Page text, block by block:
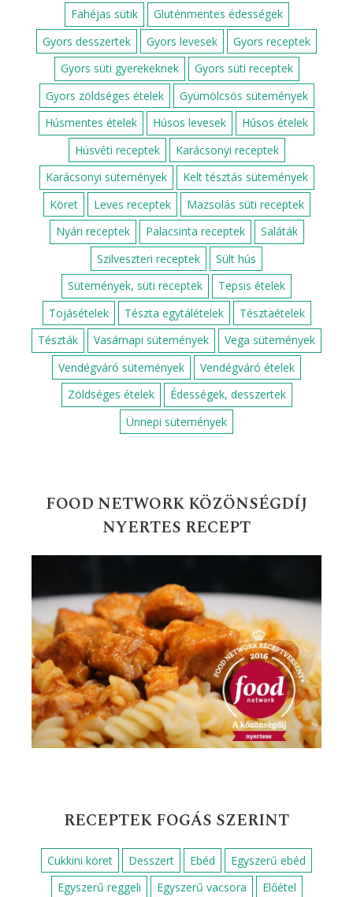
Fahéjas sütik
Gluténmentes édességek
Gyors desszertek
Gyors levesek
Gyors receptek
Gyors süti gyerekeknek
Gyors süti receptek
Gyors zöldséges ételek
Gyümölcsös sütemények
Húsmentes ételek
Húsos levesek
Húsos ételek
Húsvéti receptek
Karácsonyi receptek
Karácsonyi sütemények
Kelt tésztás sütemények
Köret
Leves receptek
Mazsolás süti receptek
Nyári receptek
Palacsinta receptek
Saláták
Szilveszteri receptek
Sült hús
Sütemények, süti receptek
Tepsis ételek
Tojásételek
Tészta egytálételek
Tésztaételek
Tészták
Vasárnapi sütemények
Vega sütemények
Vendégváró sütemények
Vendégváró ételek
Zöldséges ételek
Édességek, desszertek
Ünnepi sütemények
FOOD NETWORK KÖZÖNSÉGDÍJ
NYERTES RECEPT
RECEPTEK FOGÁS SZERINT
Cukkini köret Desszert Ebéd
Egyszerű ebéd
Egyszerű reggeli
Egyszerű vacsora Előétel